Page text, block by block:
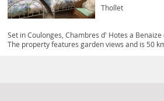
Thollet
Set in Coulonges, Chambres d' Hotes a
The property features garden views and is 50